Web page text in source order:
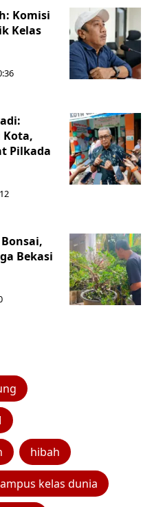
Komisi
Kelas
Kota,
Pilkada
Bekasi
hibah
kelas dunia